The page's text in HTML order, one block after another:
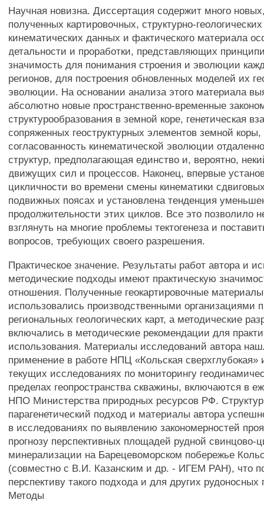
Научная новизна. Диссертация содержит много
полученных картировочных, структурно-
кинематических данных и фактического материала
детальности и проработки, представляющих
значимость для понимания строения и эволюции
регионов, для построения обновленных моделей их
эволюции. На основании анализа этого материала
абсолютно новые пространственно-временные
структурообразования в земной коре, генетическая
сопряженных геоструктурных элементов земной
согласованность кинематической эволюции
структур, предполагающая единство и, вероятно,
движущих сил и процессов. Наконец, впервые
цикличности во времени смены кинематики
подвижных поясах и установлена тенденция
продолжительности этих циклов. Все это позволило
взглянуть на многие проблемы тектогенеза и
вопросов, требующих своего разрешения.
Практическое значение. Результаты работ автора и
методические подходы имеют практическую
отношения. Полученные геокартировочные
использовались производственными организациями
региональных геологических карт, а методические
включались в методические рекомендации для
использования. Материалы исследований автора
применение в работе НПЦ «Кольская сверхглубокая»
текущих исследованиях по мониторингу
пределах геопространства скважины, включаются в
НПО Министерства природных ресурсов РФ.
парагенетический подход и материалы автора
в исследованиях по выявлению закономерностей
прогнозу перспективных площадей рудной свинцово-
минерализации на Барецевоморском побережье
(совместно с В.И. Казанским и др. - ИГЕМ РАН), что
перспективу такого подхода и для других
Методы